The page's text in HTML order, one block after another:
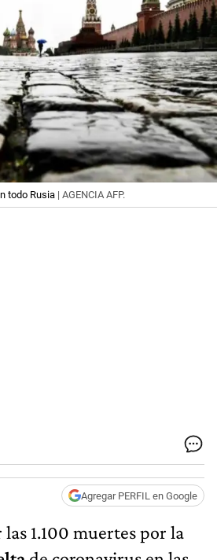
todo Rusia | AGENCIA AFP.
Agregar PERFIL en Google
1.100 muertes por la